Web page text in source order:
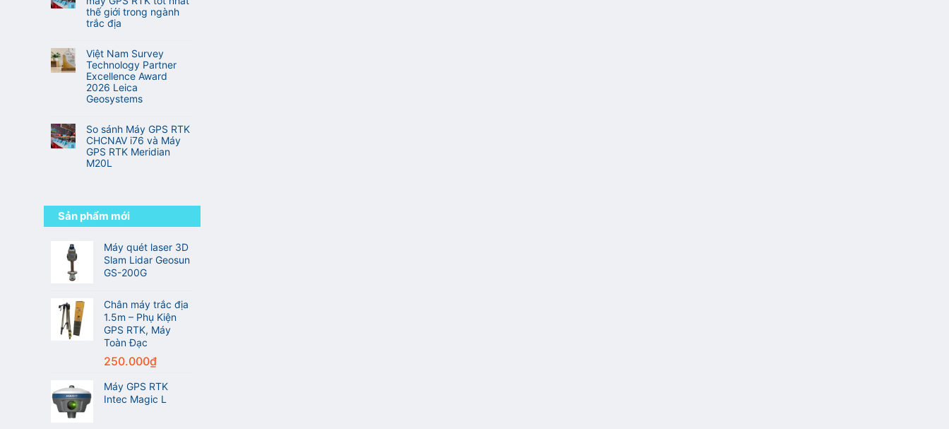
Địa
Hình
tốt
nhất
giới
đa
tần
RTK
truyền
thống
luận
ở
Hành
từ
sinh
viên
đến
kỹ
địa
chuyên
nghiệp
thế giới trong ngành
trắc địa
có
bình
luận
ở
Danh
sách
hãng
máy
GPS
RTK
giới
trong
ngành
Việt Nam Survey
Technology Partner
Excellence Award
2026 Leica
Geosystems
có
bình
luận
ở
Việt
Technology
Partner
Excellence
2026
Leica
Geosystems
So sánh Máy GPS RTK
CHCNAV i76 và Máy
GPS RTK Meridian
M20L
luận
ở
sánh
Meridian
M20L
Sản phẩm mới
Máy quét laser 3D
Slam Lidar Geosun
GS-200G
Chân máy trắc địa
1.5m – Phụ Kiện
GPS RTK, Máy
Toàn Đạc
250.000₫
Máy GPS RTK
Intec Magic L